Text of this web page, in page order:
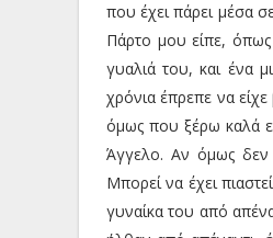
που έχει πάρει μέσα
Πάρτο μου είπε,
γυαλιά του, και ένα
χρόνια έπρεπε να
όμως που ξέρω καλά
Άγγελο. Αν όμως δεν
Μπορεί να έχει
γυναίκα του από